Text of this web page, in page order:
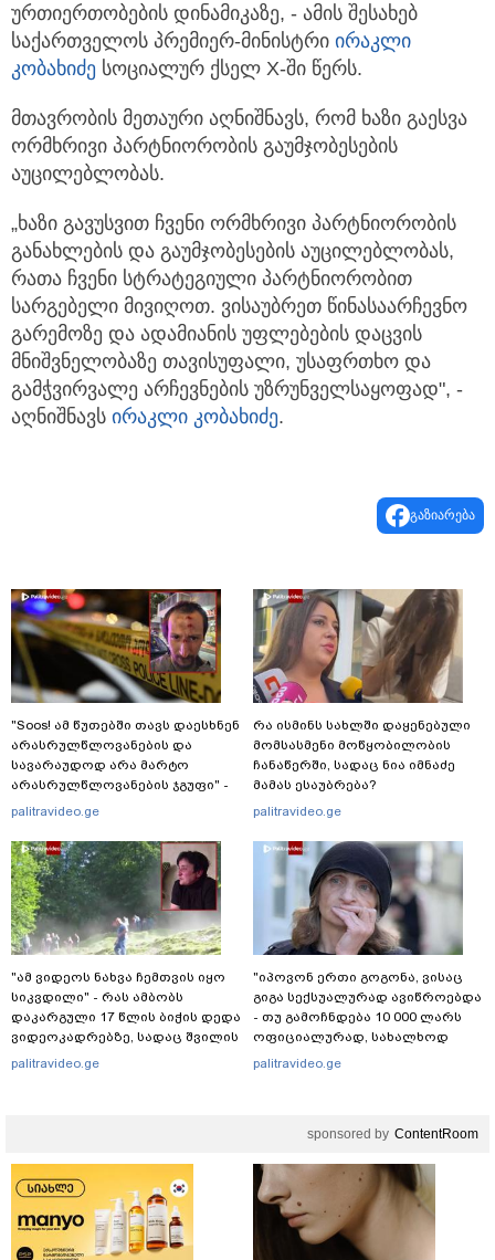
ურთიერთობების დინამიკაზე, - ამის შესახებ
საქართველოს პრემიერ-მინისტრი ირაკლი
კობახიძე სოციალურ ქსელ X-ში წერს.
მთავრობის მეთაური აღნიშნავს, რომ ხაზი გაესვა
ორმხრივი პარტნიორობის გაუმჯობესების
აუცილებლობას.
„ხაზი გავუსვით ჩვენი ორმხრივი პარტნიორობის
განახლების და გაუმჯობესების აუცილებლობას,
რათა ჩვენი სტრატეგიული პარტნიორობით
სარგებელი მივიღოთ. ვისაუბრეთ წინასაარჩევნო
გარემოზე და ადამიანის უფლებების დაცვის
მნიშვნელობაზე თავისუფალი, უსაფრთხო და
გამჭვირვალე არჩევნების უზრუნველსაყოფად", -
აღნიშნავს ირაკლი კობახიძე.
გაზიარება
"Soos! ამ წუთებში თავს დაესხნენ
არასრულწლოვანების და
სავარაუდოდ არა მარტო
არასრულწლოვანების ჯგუფი" -
რა ინფორმაციას ავრცელებს
palitravideo.ge
"ამ ვიდეოს ნახვა ჩემთვის იყო
სიკვდილი" - რას ამბობს
დაკარგული 17 წლის ბიჭის დედა
ვიდეოკადრებზე, სადაც შვილის
განწირული ვედრების ხმა
palitravideo.ge
რა ისმინს სახლში დაყენებული
მომსასმენი მოწყობილობის
ჩანაწერში, სადაც ნია იმნაძე
მამას ესაუბრება?
palitravideo.ge
"იპოვონ ერთი გოგონა, ვისაც
გიგა სექსუალურად ავიწროებდა
- თუ გამოჩნდება 10 000 ლარს
ოფიციალურად, სახალხოდ
გადავცემ" - ეკა კუპატაძე
palitravideo.ge
sponsored by ContentRoom